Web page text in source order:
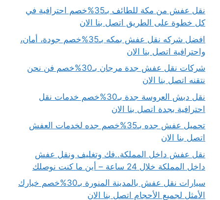
نقل عفش من مكة للطائف بـ35%خصم احترافية في
كل خطوة على الطريق اتصل بنا الان
افضل شركه نقل عفش بمكه بـ35%خصم جودة، أمان،
واحترافية اتصل بنا الان
شركات نقل عفش جدة مرجان بـ30%خصم فن نحن
نتقنه اتصل بنا الان
نقل دبش العروسة جدة بـ30%خصم خدمات نقل
احترافية بجدة اتصل بنا الان
تحميل عفش جده بـ35%خصم جده لخدمات العفش
اتصل بنا الان
نقل عفش داخل المملكة..فك وتغليف ونقل عفش
داخل المملكة خلال 24 ساعة – أين ما كنت نوصلك
سيارات نقل عفش بالمدينة المنورة بـ30%خصم خيارك
الأمثل لجميع الأحجام اتصل بنا الان